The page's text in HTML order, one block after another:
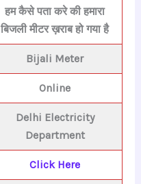
हम कैसे पता करे की हमारा
बिजली मीटर ख़राब हो गया है
Bijali Meter
Online
Delhi Electricity
Department
Click Here